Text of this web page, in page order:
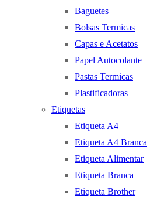
Baguetes
Bolsas Termicas
Capas e Acetatos
Papel Autocolante
Pastas Termicas
Plastificadoras
Etiquetas
Etiqueta A4
Etiqueta A4 Branca
Etiqueta Alimentar
Etiqueta Branca
Etiqueta Brother